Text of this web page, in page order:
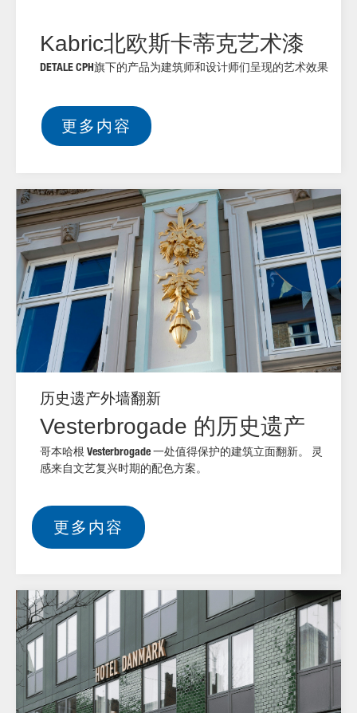
Kabric北欧斯卡蒂克艺术漆
DETALE CPH旗下的产品为建筑师和设计师们呈现的艺术效果
更多内容
历史遗产外墙翻新
Vesterbrogade 的历史遗产
哥本哈根 Vesterbrogade 一处值得保护的建筑立面翻新。 灵
感来自文艺复兴时期的配色方案。
更多内容